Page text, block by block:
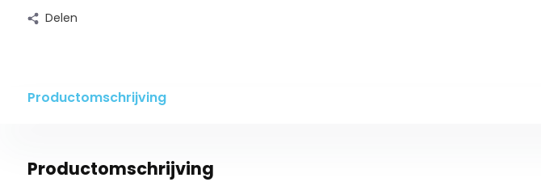
Delen
Productomschrijving
Productomschrijving